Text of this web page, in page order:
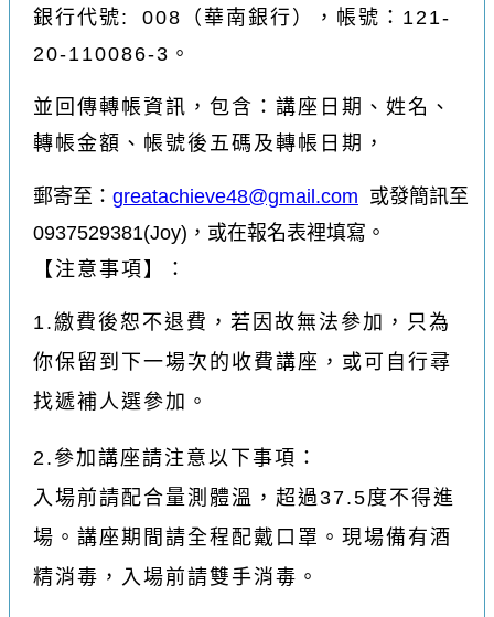
銀行代號: 008（華南銀行），帳號：121-
20-110086-3。
並回傳轉帳資訊，包含：講座日期 、 姓名、
轉帳金額、 帳號後五碼及轉帳日期，
郵寄至： greatachieve48@gmail.com 或發簡訊至
0937529381(Joy)， 或在報名表裡填寫。
【注意事項】：
1.繳費後恕不退費，若因故無法參加，只為
你保留到下一場次的收費講座，或可自行尋
找遞補人選參加。
2.參加講座請注意以下事項：
入場前請配合量測體溫，超過37.5度不得進
場。講座期間請全程配戴口罩。現場備有酒
精消毒，入場前請雙手消毒。